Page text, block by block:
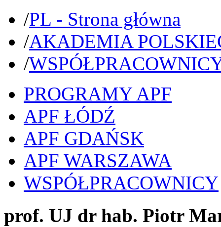
/PL - Strona główna
/AKADEMIA
/
PROGRAMY APF
APF ŁÓDŹ
APF GDAŃSK
APF WARSZAWA
WSPÓŁPRACOWNICY
prof. UJ dr hab. Piotr